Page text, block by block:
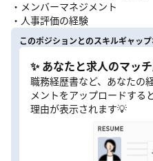
・メンバーマネジメント
・人事評価の経験
このポジションとのスキルギャッ
✨ あなたと求人のマッ
職務経歴書など、あなたの
メントをアップロードする
理由が表示されます💡